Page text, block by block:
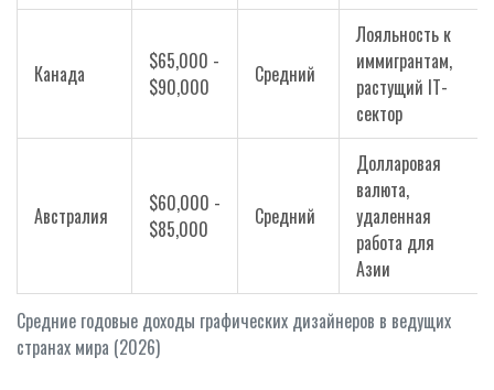
Средние годовые доходы графических дизайнеров в ведущих
странах мира (2026)
Канада
$65,000 -
$90,000
Средний
Лояльность к
иммигрантам,
растущий IT-
сектор
Австралия
$60,000 -
$85,000
Средний
Долларовая
валюта,
удаленная
работа для
Азии